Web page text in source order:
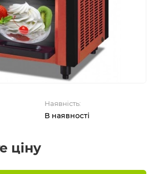
Наявність:
В наявності
ціну